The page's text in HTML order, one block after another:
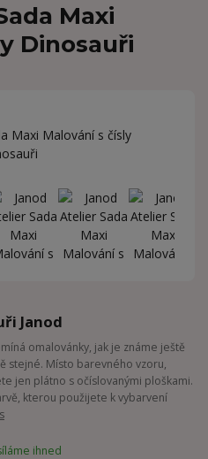
Maxi
Dinosauři
Janod
omalovánky, jak je známe ještě
stejné. Místo barevného vzoru,
jen plátno s očíslovanými ploškami.
kterou použijete k vybarvení
ihned